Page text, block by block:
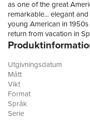
as one of the great
remarkable... elegant
young American in
return from vacation in
handsome Italian
denying who he is, he
married man. It is a
feat of fire-breathing,
fearless, tempered by
American prose stylist of
exploration of queer
Utgivningsdatum
Mått
Vikt
Format
Språk
Serie